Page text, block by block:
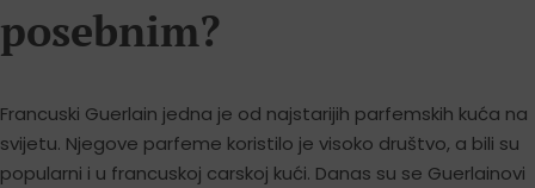
posebnim?
Francuski Guerlain jedna je od najstarijih parfemskih kuća na
svijetu. Njegove parfeme koristilo je visoko društvo, a bili su
popularni i u francuskoj carskoj kući. Danas su se Guerlainovi